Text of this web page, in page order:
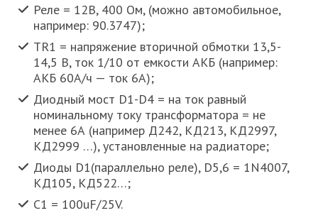
Реле = 12В, 400 Ом, (можно автомобильное,
например: 90.3747);
TR1 = напряжение вторичной обмотки 13,5-
14,5 В, ток 1/10 от емкости АКБ (например:
АКБ 60А/ч — ток 6А);
Диодный мост D1-D4 = на ток равный
номинальному току трансформатора = не
менее 6А (например Д242, КД213, КД2997,
КД2999 …), установленные на радиаторе;
Диоды D1(параллельно реле), D5,6 = 1N4007,
КД105, КД522…;
C1 = 100uF/25V.